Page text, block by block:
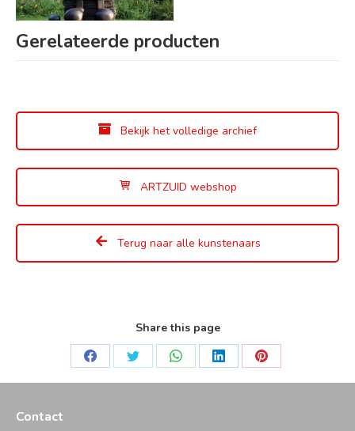
Gerelateerde producten
Bekijk het volledige archief
ARTZUID webshop
Terug naar alle kunstenaars
Share this page
Deel
Deel
Deel
Deel
Deel
Contact